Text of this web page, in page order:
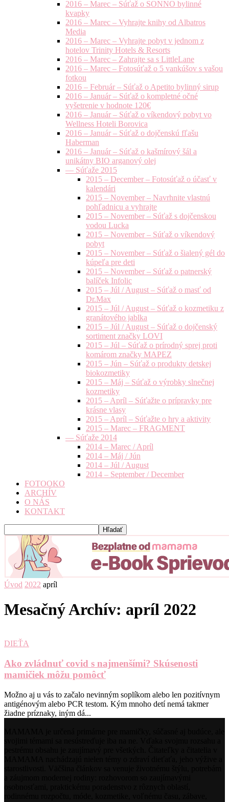
2016 – Marec – Súťaž o SONNO bylinné
kvapky
2016 – Marec – Vyhrajte knihy od Albatros
Media
2016 – Marec – Vyhrajte pobyt v jednom z
hotelov Trinity Hotels & Resorts
2016 – Marec – Zahrajte sa s LittleLane
2016 – Marec – Fotosúťaž o 5 vankúšov s vašou
fotkou
2016 – Február – Súťaž o Apetito bylinný sirup
2016 – Január – Súťaž o kompletné očné
vyšetrenie v hodnote 120€
2016 – Január – Súťaž o víkendový pobyt vo
Wellness Hoteli Borovica
2016 – Január – Súťaž o dojčenskú fľašu
Haberman
2016 – Január – Súťaž o kašmírový šál a
unikátny BIO arganový olej
— Súťaže 2015
2015 – December – Fotosúťaž o účasť v
kalendári
2015 – November – Navrhnite vlastnú
pohľadnicu a vyhrajte
2015 – November – Súťaž s dojčenskou
vodou Lucka
2015 – November – Súťaž o víkendový
pobyt
2015 – November – Súťaž o šialený gél do
kúpeľa pre deti
2015 – November – Súťaž o patnerský
balíček Infolic
2015 – Júl / August – Súťaž o masť od
Dr.Max
2015 – Júl / August – Súťaž o kozmetiku z
granátového jablka
2015 – Júl / August – Súťaž o dojčenský
sortiment značky LOVI
2015 – Júl – Súťaž o prírodný sprej proti
komárom značky MAPEZ
2015 – Jún – Súťaž o produkty detskej
biokozmetiky
2015 – Máj – Súťaž o výrobky slnečnej
kozmetiky
2015 – Apríl – Súťažte o prípravky pre
krásne vlasy
2015 – Apríl – Súťažte o hry a aktivity
2015 – Marec – FRAGMENT
— Súťaže 2014
2014 – Marec / Apríl
2014 – Máj / Jún
2014 – Júl / August
2014 – September / December
FOTOOKO
ARCHÍV
O NÁS
KONTAKT
Úvod 2022 apríl
Mesačný Archív: apríl 2022
DIEŤA
Ako zvládnuť covid s najmenšími? Skúsenosti
mamičiek môžu pomôcť
Možno aj u vás to začalo nevinným soplíkom alebo len pozitívnym
antigénovým alebo PCR testom. Kým mnoho detí nemá takmer
žiadne príznaky, iným dá...